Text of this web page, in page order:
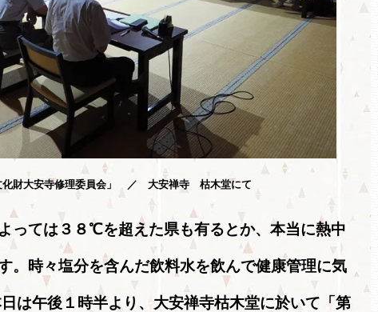
化財大安寺修理委員会」 ／ 大安禅寺 枯木堂にて
っては３８℃を超えた県も有るとか、本当に熱中
。時々塩分を含んだ飲料水を飲んで健康管理に気
は午後１時半より、大安禅寺枯木堂に於いて「第